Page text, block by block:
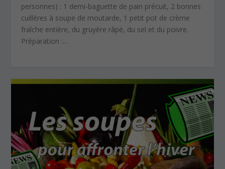
personnes) : 1 demi-baguette de pain précuit, 2 bonnes
cuillères à soupe de moutarde, 1 petit pot de crème
fraîche entière, du gruyère râpé, du sel et du poivre.
Préparation :...